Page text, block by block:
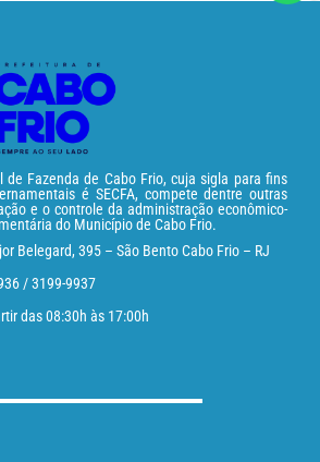
de Fazenda de Cabo Frio, cuja sigla para fins
é SECFA, compete dentre outras
e o controle da administração econômico-
do Município de Cabo Frio.
Belegard, 395 – São Bento Cabo Frio – RJ
/ 3199-9937
das 08:30h às 17:00h